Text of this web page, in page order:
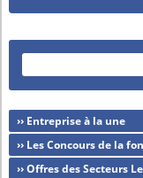
›› Entreprise à la une
›› Les Concours de la
›› Offres des Secteurs